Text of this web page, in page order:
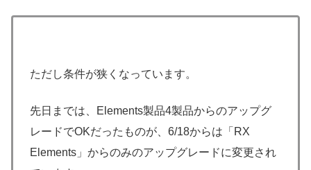
ただし条件が狭くなっています。
先日までは、Elements製品4製品からのアップグ
レードでOKだったものが、6/18からは「RX
Elements」からのみのアップグレードに変更され